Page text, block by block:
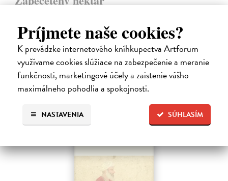
Príjmete naše cookies?
K prevádzke internetového kníhkupectva Artforum
využívame cookies slúžiace na zabezpečenie a meranie
funkčnosti, marketingové účely a zaistenie vášho
maximálneho pohodlia a spokojnosti.
SÚHLASÍM
NASTAVENIA
(v arabštině ar-Rahíq al-Machtúm, angl.
Zasielame do 12 dní
17,01 €
17,90 €
na sklade